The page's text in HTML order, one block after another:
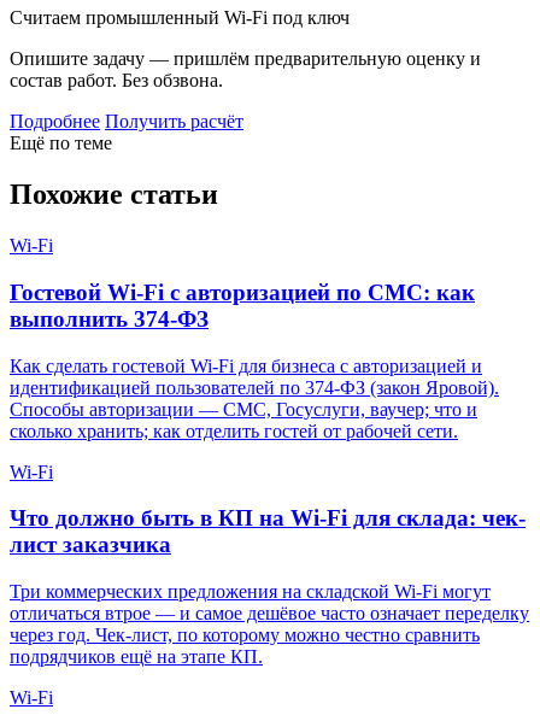
Считаем промышленный Wi-Fi под ключ
Опишите задачу — пришлём предварительную оценку и
состав работ. Без обзвона.
Подробнее Получить расчёт
Ещё по теме
Похожие статьи
Wi-Fi
Гостевой Wi-Fi с авторизацией по СМС: как
выполнить 374-ФЗ
Как сделать гостевой Wi-Fi для бизнеса с авторизацией и
идентификацией пользователей по 374-ФЗ (закон Яровой).
Способы авторизации — СМС, Госуслуги, ваучер; что и
сколько хранить; как отделить гостей от рабочей сети.
Wi-Fi
Что должно быть в КП на Wi-Fi для склада: чек-
лист заказчика
Три коммерческих предложения на складской Wi-Fi могут
отличаться втрое — и самое дешёвое часто означает переделку
через год. Чек-лист, по которому можно честно сравнить
подрядчиков ещё на этапе КП.
Wi-Fi